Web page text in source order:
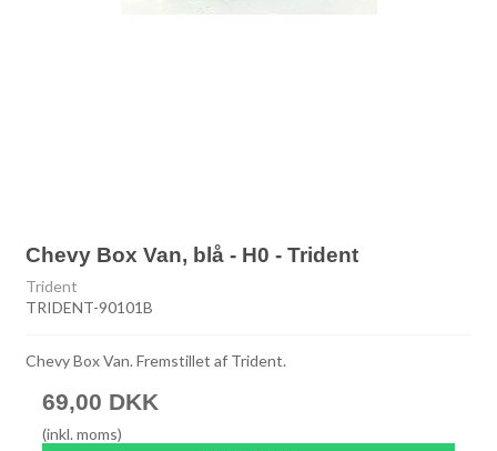
Chevy Box Van, blå - H0 - Trident
Trident
TRIDENT-90101B
Chevy Box Van. Fremstillet af Trident.
69,00 DKK
(inkl. moms)